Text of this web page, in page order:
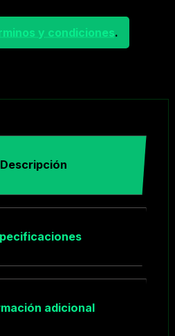
y condiciones.
Descripción
adicional